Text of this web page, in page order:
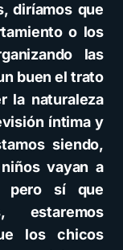
diríamos que
o los
las
buen el trato
la naturaleza
íntima y
siendo,
vayan a
pero sí que
estaremos
los chicos